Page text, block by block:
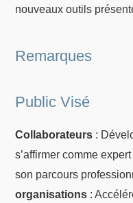
nouveaux outils
Remarques
Public Visé
Collaborateurs :
s’affirmer comme
son parcours
organisations :